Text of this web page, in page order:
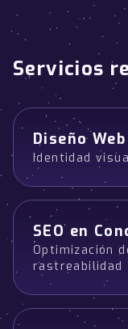
Servicios
Diseño
Identidad
SEO en
Optimización
rastreabilidad